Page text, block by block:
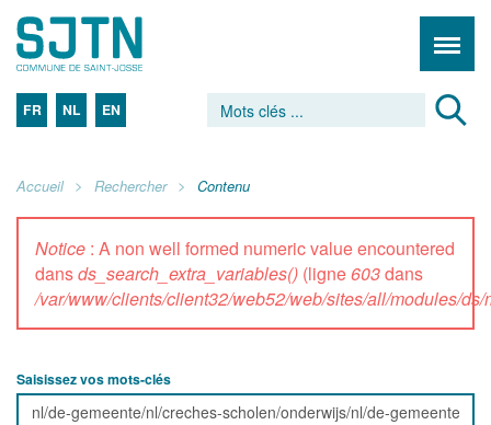
FR NL EN
Accueil Rechercher Contenu
Notice : A non well formed numeric value encountered
dansds_search_extra_variables() (ligne603dans
/var/www/clients/client32/web52/web/sites/all/modules/
Saisissez vos mots-clés